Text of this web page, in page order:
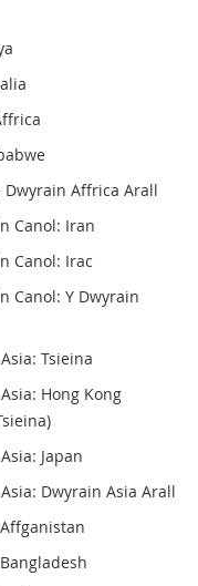
Dwyrain Affrica Arall
Canol: Iran
Canol: Irac
Canol: Y Dwyrain
Tsieina
Hong Kong
Japan
Dwyrain Asia Arall